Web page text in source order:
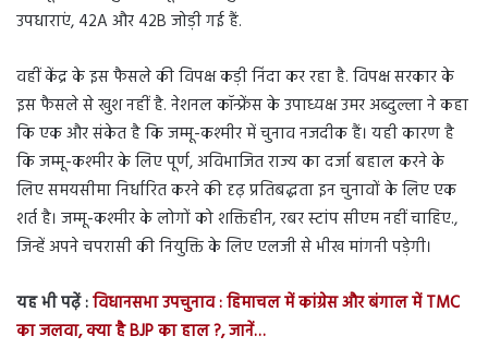
उपधाराएं, 42A और 42B जोड़ी गई हैं.
वहीं केंद्र के इस फैसले की विपक्ष कड़ी निंदा कर रहा है. विपक्ष सरकार के
इस फैसले से खुश नहीं है. नेशनल कॉन्फ्रेंस के उपाध्यक्ष उमर अब्दुल्ला ने कहा
कि एक और संकेत है कि जम्मू-कश्मीर में चुनाव नजदीक हैं। यही कारण है
कि जम्मू-कश्मीर के लिए पूर्ण, अविभाजित राज्य का दर्जा बहाल करने के
लिए समयसीमा निर्धारित करने की दृढ़ प्रतिबद्धता इन चुनावों के लिए एक
शर्त है। जम्मू-कश्मीर के लोगों को शक्तिहीन, रबर स्टांप सीएम नहीं चाहिए.,
जिन्हें अपने चपरासी की नियुक्ति के लिए एलजी से भीख मांगनी पड़ेगी।
यह भी पढ़ें :विधानसभा उपचुनाव : हिमाचल में कांग्रेस और बंगाल में TMC
का जलवा, क्या है BJP का हाल ?, जानें…